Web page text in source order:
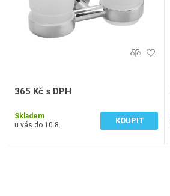
365 Kč s DPH
Skladem
u vás do 10.8.
KOUPIT